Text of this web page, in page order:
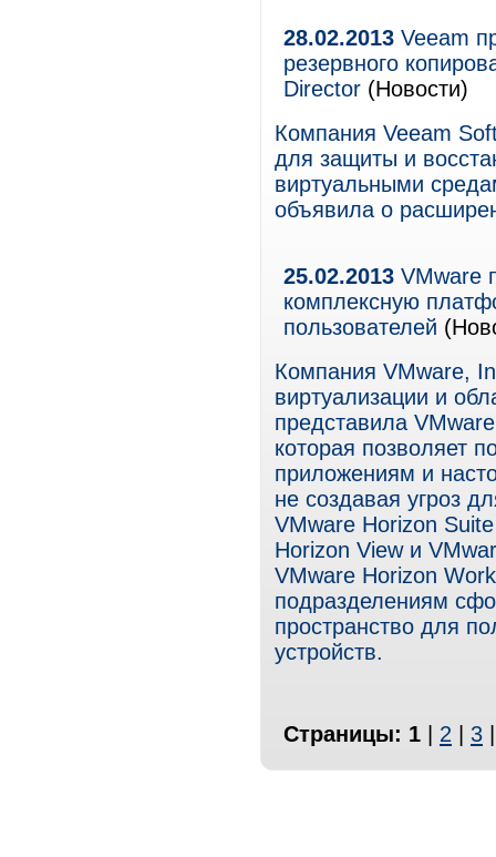
28.02.2013 Veeam
резервного
Director (Новости)
Компания Veeam
для защиты и
виртуальными
объявила о
25.02.2013 VMware
комплексную
пользователей
Компания VMware,
виртуализации и
представила
которая позволяет
приложениям и
не создавая угроз
VMware Horizon
Horizon View и
VMware Horizon
подразделениям
пространство для
устройств.
Страницы: 1 2 3